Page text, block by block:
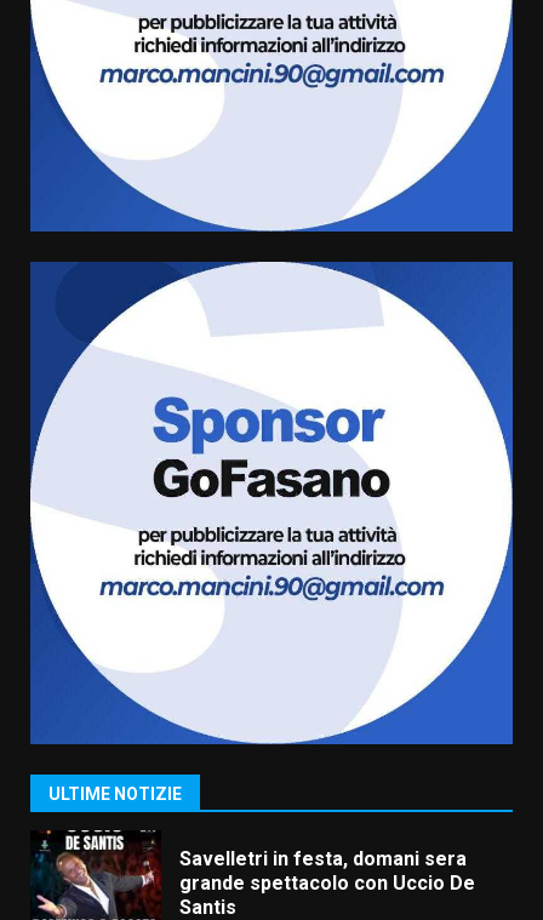
ULTIME NOTIZIE
giusta”
8 Agosto 2026 07:15
“I Contestatori: Musica di
Rivoluzione”: nuovo
appuntamento con “Fasano in
Banda”
amarezza per esclusione dal
campionato di calcio”
7 Agosto 2026 06:00
Fasanese ferito a colpi di arma
da fuoco
6 Agosto 2026 18:13
Carta d’identità: continua il piano
di aperture straordinarie del
Comune di Fasano
6 Agosto 2026 14:16
1
La Banda Città di Fasano apre
ufficialmente la Festa di
Savelletri in festa, domani sera
grande spettacolo con Uccio De
Santis